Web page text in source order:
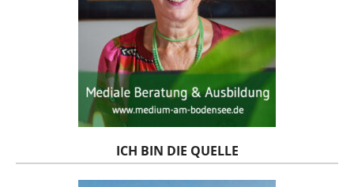
ICH BIN DIE QUELLE